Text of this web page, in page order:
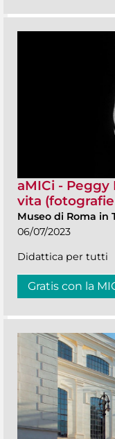
aMICi -
vita (fotografie
Museo di Roma in
06/07/2023
Didattica per tutti
Gratis con la